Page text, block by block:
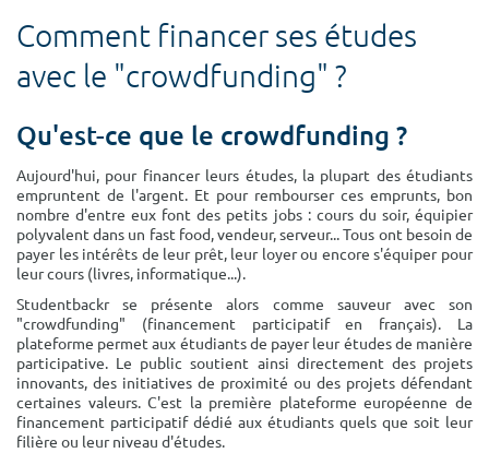
Surface min
m²
Surface max
m²
Type de location
Colocation
Votre date d'entrée
Comment financer ses études
avec le "crowdfunding" ?
Qu'est-ce que le crowdfunding ?
Aujourd'hui, pour financer leurs études, la plupart des étudiants
empruntent de l'argent. Et pour rembourser ces emprunts, bon
nombre d'entre eux font des petits jobs : cours du soir, équipier
polyvalent dans un fast food, vendeur, serveur... Tous ont besoin de
payer les intérêts de leur prêt, leur loyer ou encore s'équiper pour
leur cours (livres, informatique...).
Studentbackr se présente alors comme sauveur avec son
"crowdfunding" (financement participatif en français). La
plateforme permet aux étudiants de payer leur études de manière
participative. Le public soutient ainsi directement des projets
innovants, des initiatives de proximité ou des projets défendant
certaines valeurs. C'est la première plateforme européenne de
financement participatif dédié aux étudiants quels que soit leur
filière ou leur niveau d'études.